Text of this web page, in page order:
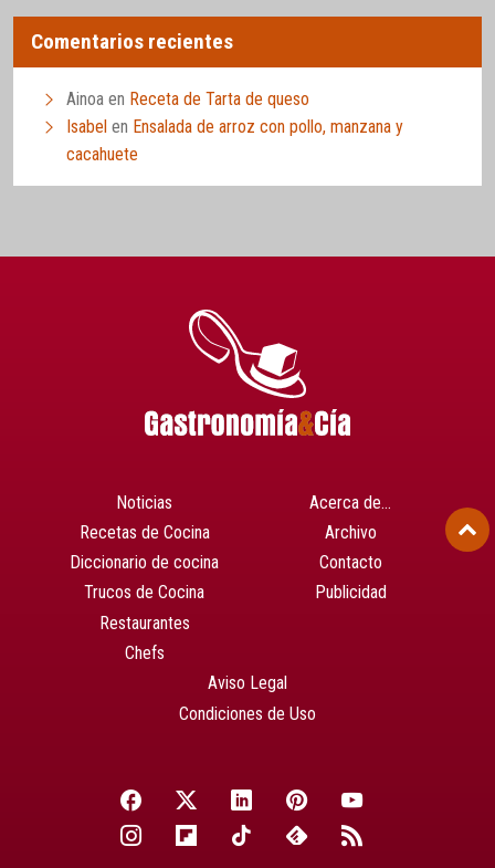
Comentarios recientes
Ainoa en Receta de Tarta de queso
Isabel en Ensalada de arroz con pollo, manzana y
cacahuete
Noticias
Recetas de Cocina
Diccionario de cocina
Trucos de Cocina
Restaurantes
Chefs
Acerca de…
Archivo
Contacto
Publicidad
Aviso Legal
Condiciones de Uso